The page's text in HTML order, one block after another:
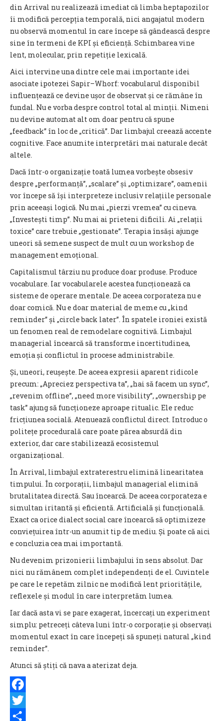
din Arrival nu realizează imediat că limba heptapozilor
îi modifică percepția temporală, nici angajatul modern
nu observă momentul în care începe să gândească despre
sine în termeni de KPI și eficiență. Schimbarea vine
lent, molecular, prin repetiție lexicală.
Aici intervine una dintre cele mai importante idei
asociate ipotezei Sapir–Whorf: vocabularul disponibil
influențează ce devine ușor de observat și ce rămâne în
fundal. Nu e vorba despre control total al minții. Nimeni
nu devine automat alt om doar pentru că spune
„feedback” în loc de „critică”. Dar limbajul creează accente
cognitive. Face anumite interpretări mai naturale decât
altele.
Dacă într-o organizație toată lumea vorbește obsesiv
despre „performanță”, „scalare” și „optimizare”, oamenii
vor începe să își interpreteze inclusiv relațiile personale
prin aceeași logică. Nu mai „pierzi vremea” cu cineva.
„Investești timp”. Nu mai ai prieteni dificili. Ai „relații
toxice” care trebuie „gestionate”. Terapia însăși ajunge
uneori să semene suspect de mult cu un workshop de
management emoțional.
Capitalismul târziu nu produce doar produse. Produce
vocabulare. Iar vocabularele acestea funcționează ca
sisteme de operare mentale. De aceea corporateza nu e
doar comică. Nu e doar material de meme cu „kind
reminder” și „circle back later”. În spatele ironiei există
un fenomen real de remodelare cognitivă. Limbajul
managerial încearcă să transforme incertitudinea,
emoția și conflictul în procese administrabile.
Și, uneori, reușește. De aceea expresii aparent ridicole
precum: „Apreciez perspectiva ta”, „hai să facem un sync”,
„revenim offline”, „need more visibility”, „ownership pe
task” ajung să funcționeze aproape ritualic. Ele reduc
fricțiunea socială. Atenuează conflictul direct. Introduc o
politețe procedurală care poate părea absurdă din
exterior, dar care stabilizează ecosistemul
organizațional.
În Arrival, limbajul extraterestru elimină linearitatea
timpului. În corporații, limbajul managerial elimină
brutalitatea directă. Sau încearcă. De aceea corporateza e
simultan iritantă și eficientă. Artificială și funcțională.
Exact ca orice dialect social care încearcă să optimizeze
conviețuirea într-un anumit tip de mediu. Și poate că aici
e concluzia cea mai importantă.
Nu devenim prizonierii limbajului în sens absolut. Dar
nici nu rămânem complet independenți de el. Cuvintele
pe care le repetăm zilnic ne modifică lent prioritățile,
reflexele și modul în care interpretăm lumea.
Iar dacă asta vi se pare exagerat, încercați un experiment
simplu: petreceți câteva luni într-o corporație și observați
momentul exact în care începeți să spuneți natural „kind
reminder”.
Atunci să știți că nava a aterizat deja.
Facebook
Twitter